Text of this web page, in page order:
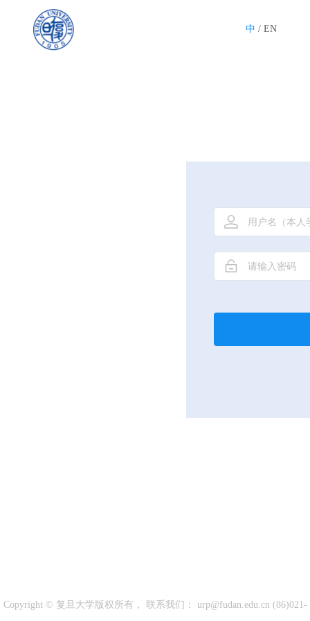
中 / EN
Copyright © 复旦大学版权所有， 联系我们： urp@fudan.edu.cn (86)021-